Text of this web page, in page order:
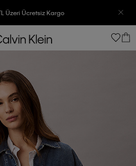
Üzeri Ücretsiz Kargo
Alışverişlerinizde 6 Taksit İmkanı